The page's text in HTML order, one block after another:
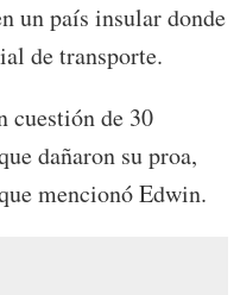
un país insular donde
de transporte.
cuestión de 30
dañaron su proa,
mencionó Edwin.